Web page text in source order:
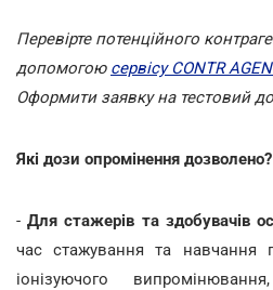
Перевірте потенційного
допомогою сервісу CONTR
Оформити заявку на тестовий
Які дози опромінення дозволено?
-Для стажерів та здобувачів
час стажування та навчання
іонізуючого